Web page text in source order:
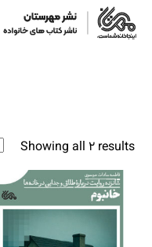
ورود/ عضویت
خانه
Showing all 2 results